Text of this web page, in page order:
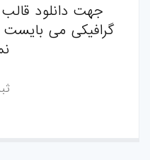
جهت دانلود
گرافیکی می بایست